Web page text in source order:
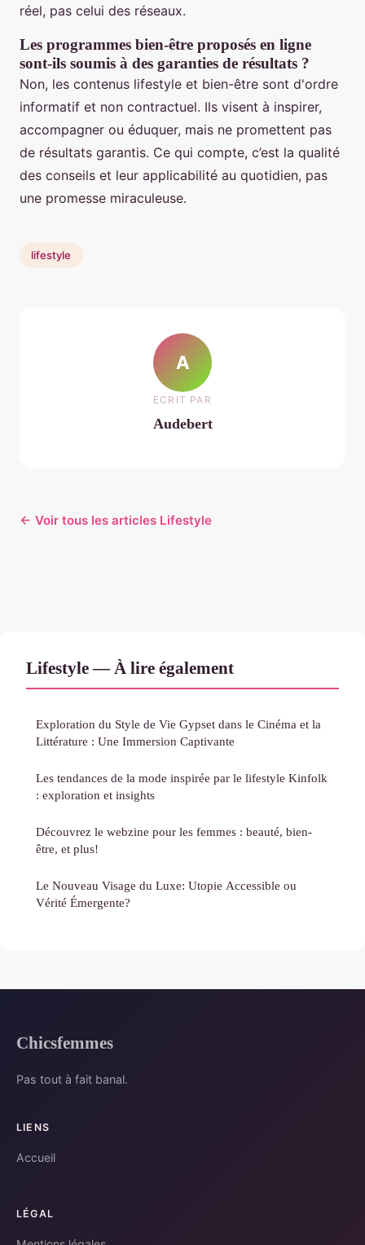
réel, pas celui des réseaux.
Les programmes bien-être proposés en ligne
sont-ils soumis à des garanties de résultats ?
Non, les contenus lifestyle et bien-être sont d'ordre
informatif et non contractuel. Ils visent à inspirer,
accompagner ou éduquer, mais ne promettent pas
de résultats garantis. Ce qui compte, c’est la qualité
des conseils et leur applicabilité au quotidien, pas
une promesse miraculeuse.
lifestyle
A
ECRIT PAR
Audebert
← Voir tous les articles Lifestyle
Lifestyle — À lire également
Exploration du Style de Vie Gypset dans le Cinéma et la
Littérature : Une Immersion Captivante
Les tendances de la mode inspirée par le lifestyle Kinfolk
: exploration et insights
Découvrez le webzine pour les femmes : beauté, bien-
être, et plus!
Le Nouveau Visage du Luxe: Utopie Accessible ou
Vérité Émergente?
Chicsfemmes
Pas tout à fait banal.
LIENS
Accueil
LÉGAL